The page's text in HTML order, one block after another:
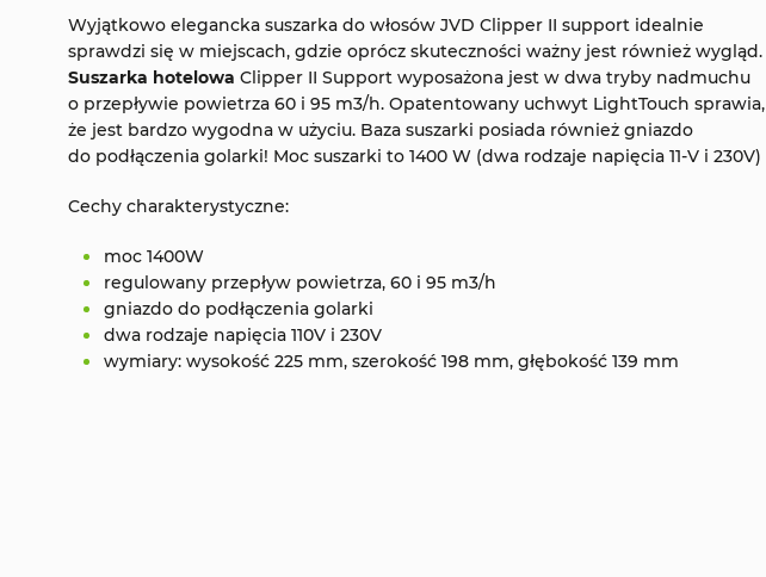
Wyjątkowo elegancka suszarka do włosów JVD Clipper II support idealnie
sprawdzi się w miejscach, gdzie oprócz skuteczności ważny jest również wygląd.
Suszarka hotelowa Clipper II Support wyposażona jest w dwa tryby nadmuchu
o przepływie powietrza 60 i 95 m3/h. Opatentowany uchwyt LightTouch sprawia,
że jest bardzo wygodna w użyciu. Baza suszarki posiada również gniazdo
do podłączenia golarki! Moc suszarki to 1400 W (dwa rodzaje napięcia 11-V i 230V)
Cechy charakterystyczne:
moc 1400W
regulowany przepływ powietrza, 60 i 95 m3/h
gniazdo do podłączenia golarki
dwa rodzaje napięcia 110V i 230V
wymiary: wysokość 225 mm, szerokość 198 mm, głębokość 139 mm